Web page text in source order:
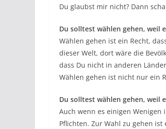
Du glaubst mir nicht? Dann
Du solltest wählen gehen, weil
Wählen gehen ist ein Recht,
dieser Welt, dort wäre die
dass Du nicht in anderen
Wählen gehen ist nicht nur ein
Du solltest wählen gehen, weil
Auch wenn es einigen
Pflichten. Zur Wahl zu gehen